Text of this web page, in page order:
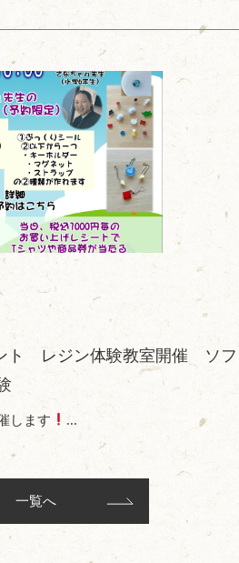
ト レジン体験教室開催 ソフ
します ...
一覧へ